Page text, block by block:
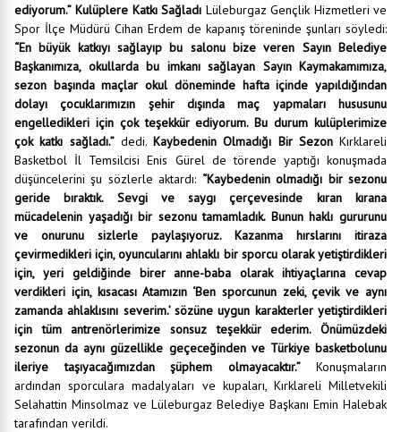
ediyorum.” Kulüplere Katkı Sağladı Lüleburgaz Gençlik Hizmetleri ve
Spor İlçe Müdürü Cihan Erdem de kapanış töreninde şunları söyledi:
“En büyük katkıyı sağlayıp bu salonu bize veren Sayın Belediye
Başkanımıza, okullarda bu imkanı sağlayan Sayın Kaymakamımıza,
sezon başında maçlar okul döneminde hafta içinde yapıldığından
dolayı çocuklarımızın şehir dışında maç yapmaları hususunu
engelledikleri için çok teşekkür ediyorum. Bu durum kulüplerimize
çok katkı sağladı.”dedi. Kaybedenin Olmadığı Bir SezonKırklareli
Basketbol İl Temsilcisi Enis Gürel de törende yaptığı konuşmada
düşüncelerini şu sözlerle aktardı: “Kaybedenin olmadığı bir sezonu
geride bıraktık. Sevgi ve saygı çerçevesinde kıran kırana
mücadelenin yaşadığı bir sezonu tamamladık. Bunun haklı gururunu
ve onurunu sizlerle paylaşıyoruz. Kazanma hırslarını itiraza
çevirmedikleri için, oyuncularını ahlaklı bir sporcu olarak yetiştirdikleri
için, yeri geldiğinde birer anne-baba olarak ihtiyaçlarına cevap
verdikleri için, kısacası Atamızın ‘Ben sporcunun zeki, çevik ve aynı
zamanda ahlaklısını severim.’ sözüne uygun karakterler yetiştirdikleri
için tüm antrenörlerimize sonsuz teşekkür ederim. Önümüzdeki
sezonun da aynı güzellikle geçeceğinden ve Türkiye basketbolunu
ileriye taşıyacağımızdan şüphem olmayacaktır.”Konuşmaların
ardından sporculara madalyaları ve kupaları, Kırklareli Milletvekili
Selahattin Minsolmaz ve Lüleburgaz Belediye Başkanı Emin Halebak
tarafından verildi.